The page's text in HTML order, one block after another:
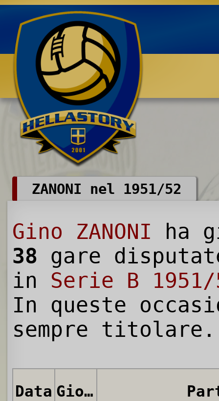
Benvenuti su HELLASTORY.net
ZANONI nel 1951/52
Gino ZANONI ha
38 gare
in Serie B 1951/
In queste
sempre titolare.
Data Giornata